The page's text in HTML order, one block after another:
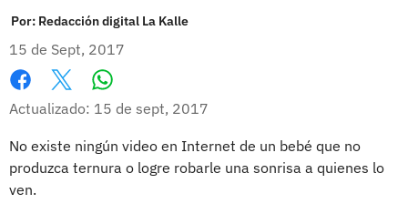
Por: Redacción digital La Kalle
15 de Sept, 2017
Facebook
X
Actualizado: 15 de sept, 2017
No existe ningún video en Internet de un bebé que no
produzca ternura o logre robarle una sonrisa a quienes lo
ven.